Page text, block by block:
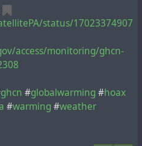
status/17023374907
access/monitoring/ghcn-
ghcn #globalwarming #hoax
#warming #weather